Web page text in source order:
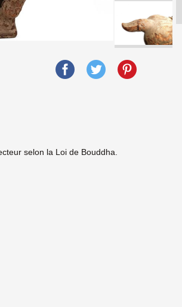
selon la Loi de Bouddha.